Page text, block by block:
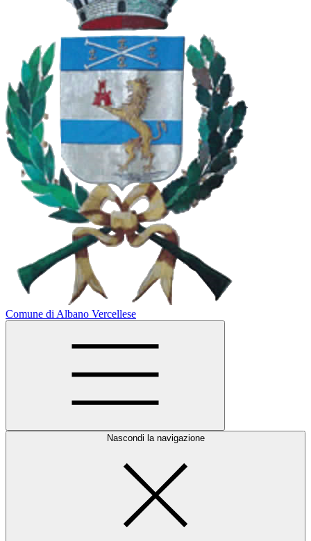
Comune di Albano Vercellese
Nascondi la navigazione